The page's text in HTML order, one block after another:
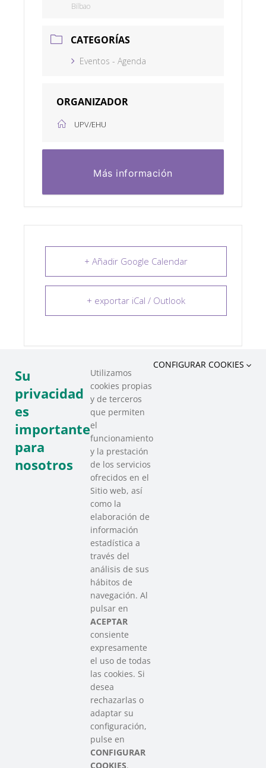
Bilbao
CATEGORÍAS
Eventos - Agenda
ORGANIZADOR
UPV/EHU
Más información
+ Añadir Google Calendar
+ exportar iCal / Outlook
COMPARTIR ESTE EVENTO
SAREEN SAREA
Asociación que agrupa a las redes
del Tercer Sector Social en Euskadi
Contacto
info@sareensarea.eu
Iparraguirre, 9 lonja – 48009 Bilbao
946 569 230
Colabora
Su
privacidad
es
importante
para
nosotros
Utilizamos
cookies propias
y de terceros
que permiten
el
funcionamiento
y la prestación
de los servicios
ofrecidos en el
Sitio web, así
como la
elaboración de
información
estadística a
través del
análisis de sus
hábitos de
navegación. Al
pulsar en
ACEPTAR
consiente
expresamente
el uso de todas
las cookies. Si
desea
rechazarlas o
adaptar su
configuración,
pulse en
CONFIGURAR
COOKIES.
CONFIGURAR COOKIES